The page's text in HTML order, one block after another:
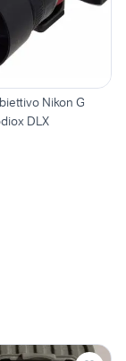
Nikon G
Fotodiox DLX